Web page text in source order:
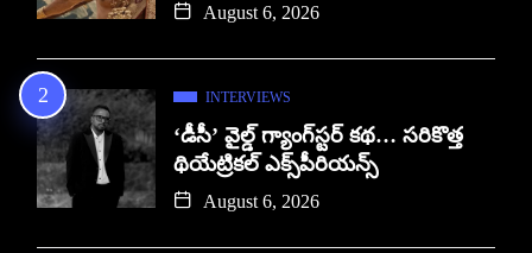
August 6, 2026
INTERVIEWS
‘డీసీ’ వైల్డ్ గ్యాంగ్‌స్టర్ కథ… సరికొత్త
థియేట్రికల్ ఎక్స్‌పీరియన్స్
August 6, 2026